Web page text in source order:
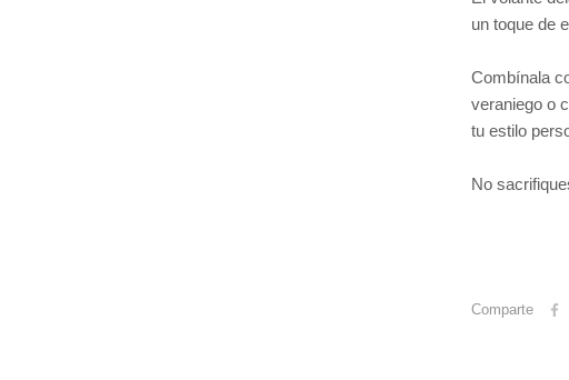
un toque de
Combínala
veraniego o
tu estilo
No
Comparte